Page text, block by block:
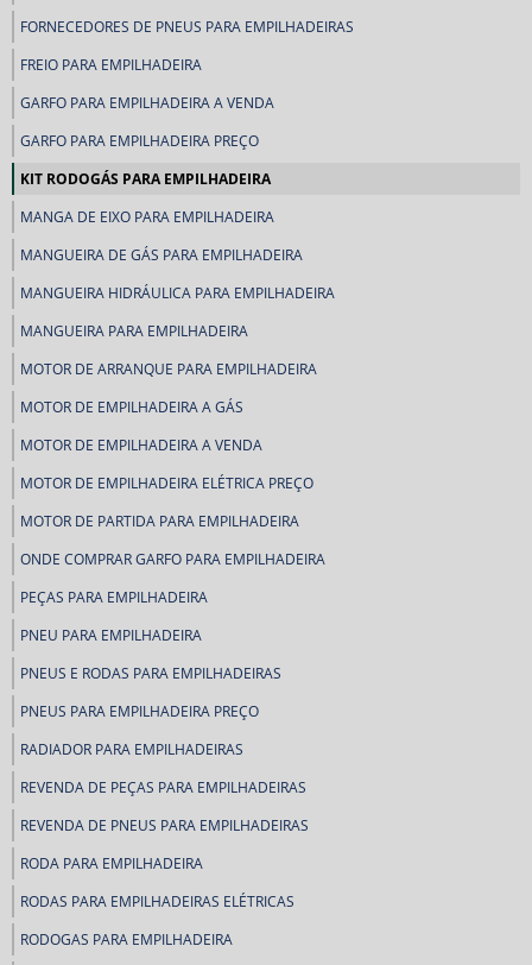
FORNECEDORES DE PNEUS PARA EMPILHADEIRAS
FREIO PARA EMPILHADEIRA
GARFO PARA EMPILHADEIRA A VENDA
GARFO PARA EMPILHADEIRA PREÇO
KIT RODOGÁS PARA EMPILHADEIRA
MANGA DE EIXO PARA EMPILHADEIRA
MANGUEIRA DE GÁS PARA EMPILHADEIRA
MANGUEIRA HIDRÁULICA PARA EMPILHADEIRA
MANGUEIRA PARA EMPILHADEIRA
MOTOR DE ARRANQUE PARA EMPILHADEIRA
MOTOR DE EMPILHADEIRA A GÁS
MOTOR DE EMPILHADEIRA A VENDA
MOTOR DE EMPILHADEIRA ELÉTRICA PREÇO
MOTOR DE PARTIDA PARA EMPILHADEIRA
ONDE COMPRAR GARFO PARA EMPILHADEIRA
PEÇAS PARA EMPILHADEIRA
PNEU PARA EMPILHADEIRA
PNEUS E RODAS PARA EMPILHADEIRAS
PNEUS PARA EMPILHADEIRA PREÇO
RADIADOR PARA EMPILHADEIRAS
REVENDA DE PEÇAS PARA EMPILHADEIRAS
REVENDA DE PNEUS PARA EMPILHADEIRAS
RODA PARA EMPILHADEIRA
RODAS PARA EMPILHADEIRAS ELÉTRICAS
RODOGAS PARA EMPILHADEIRA